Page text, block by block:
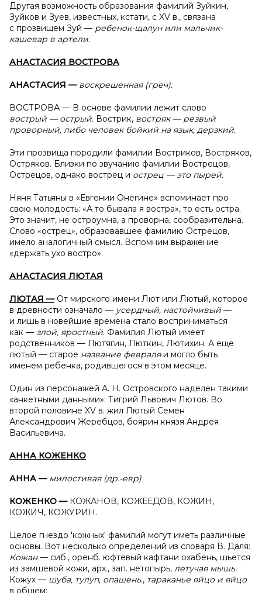
Другая возможность образования фамилий Зуйкин,
Зуйков и Зуев, известных, кстати, с XV в., связана
с прозвищем Зуй — ребенок-щалун или мальчик-
кашевар в артели.
АНАСТАСИЯ ВОСТРОВА
АНАСТАСИЯ — воскрешенная (греч).
ВОСТРОВА — В основе фамилии лежит слово
вострый — острый. Вострик, востряк — резвый
проворный, либо человек бойкий на язык, дерзкий.
Эти прозвища породили фамилии Востриков, Востряков,
Остряков. Близки по звучанию фамилии Вострецов,
Острецов, однако вострец и острец — это пырей.
Няня Татьяны в «Евгении Онегине» вспоминает про
свою молодость: «А то бывала я востра», то есть остра.
Это значит, не остроумна, a проворна, сообразительна.
Слово «острец», образовавшее фамилию Острецов,
имело аналогичный смысл. Вспомним выражение
«держать ухо востро».
АНАСТАСИЯ ЛЮТАЯ
ЛЮТАЯ —От мирского имени Лют или Лютый, которое
в древности означало — усердный, настойчивый —
и лишь в новейшие времена стало восприниматься
как — злой, яростный. Фамилия Лютый имеет
родственников — Лютягин, Люткин, Лютихин. А еще
лютый — старое название февраляи могло быть
именем ребенка, родившегося в этом месяце.
Один из персонажей А. Н. Островского наделен такими
«анкетными данными»: Тигрий Львович Лютов. Во
второй половине XV в. жил Лютый Семен
Александрович Жеребцов, боярин князя Андрея
Васильевича.
АННА КОЖЕНКО
АННА — милостивая (др.-евр)
КОЖЕНКО —КОЖАНОВ, КОЖЕЕДОВ, КОЖИН,
КОЖИЧ, КОЖУРИН.
Целое гнездо 'кожных' фамилий могут иметь различные
основы. Вот несколько определений из словаря В. Даля:
Кожан— сиб., оренб. юфтевый кафтани охабень, шьется
из замшевой кожи, арх., зап. нетопырь, летучая мышь.
Кожух — шуба, тулуп, опашень., тараканье яйцо и яйцо
в общем;